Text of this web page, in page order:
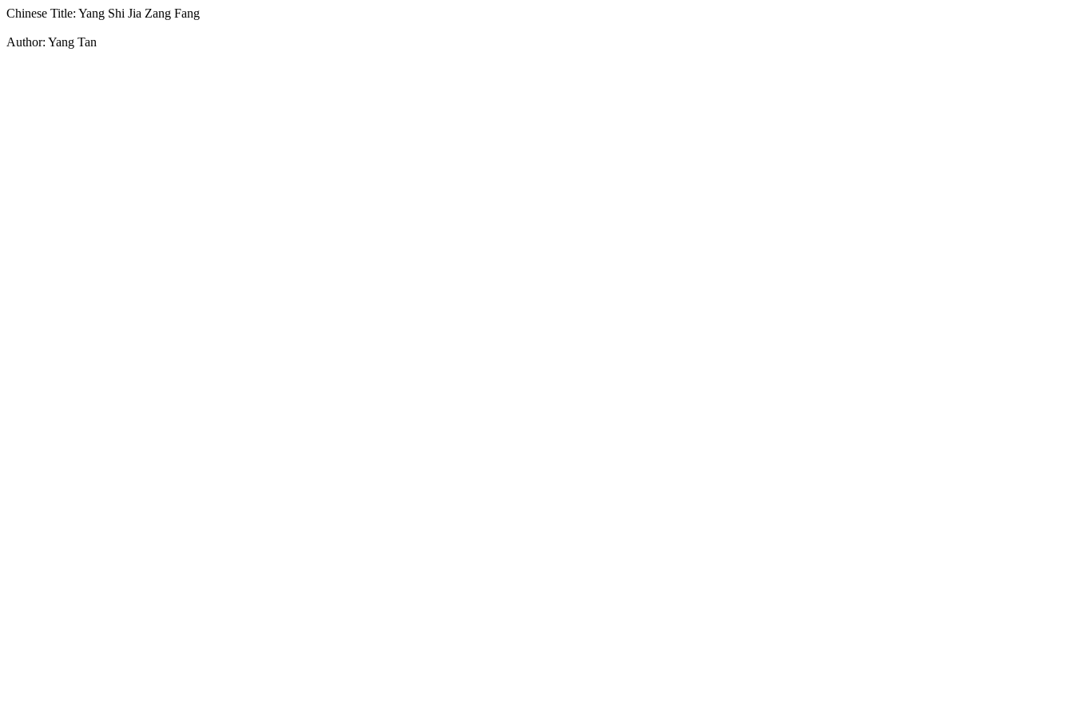
Chinese Title: Yang Shi Jia Zang Fang
Author: Yang Tan